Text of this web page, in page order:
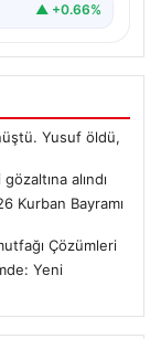
▲ +0.66%
Yusuf öldü,
alındı
Kurban Bayramı
Çözümleri
Yeni